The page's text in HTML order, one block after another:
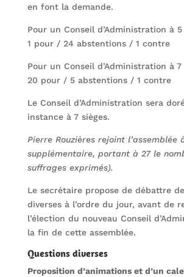
en font la demande.
Pour un Conseil d’Administration à
1 pour / 24 abstentions / 1 contre
Pour un Conseil d’Administration à
20 pour / 5 abstentions / 1 contre
Le Conseil d’Administration sera
instance à 7 sièges.
Pierre Rouzières rejoint l’assemblée
supplémentaire, portant à 27 le
suffrages exprimés).
Le secrétaire propose de débattre
diverses à l’ordre du jour, avant de
l’élection du nouveau Conseil
la fin de cette assemblée.
Questions diverses
Proposition d’animations et d’un